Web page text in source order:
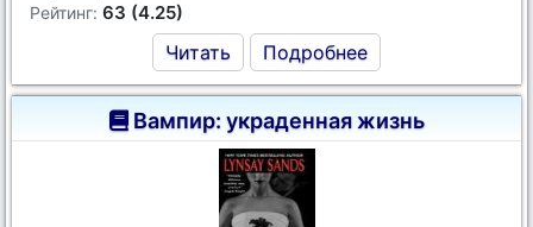
Рейтинг: 63 (4.25)
Читать Подробнее
Вампир: украденная жизнь